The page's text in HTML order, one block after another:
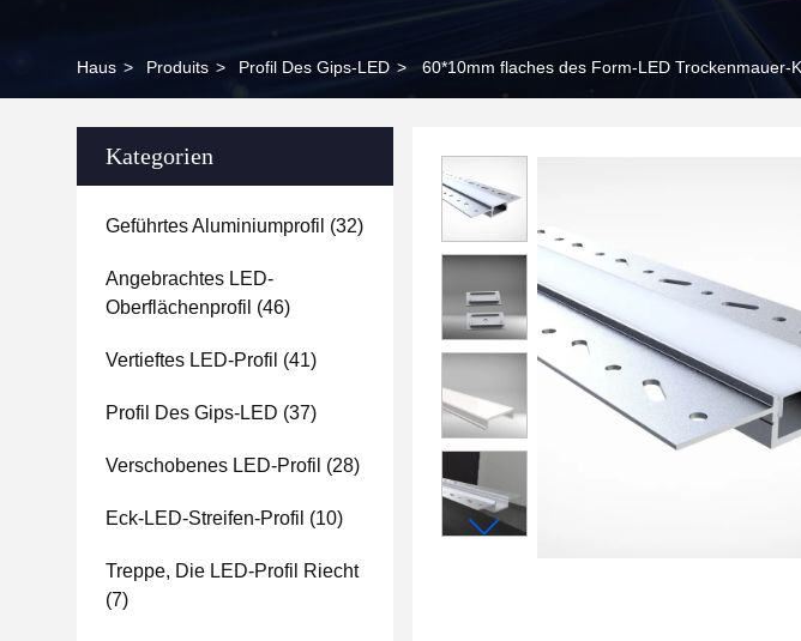
Haus > Produits > Profil Des Gips-LED > 60*10mm flaches des Form-LED Trockenmauer-
Kategorien
Geführtes Aluminiumprofil (32)
Angebrachtes LED-
Oberflächenprofil (46)
Vertieftes LED-Profil (41)
Profil Des Gips-LED (37)
Verschobenes LED-Profil (28)
Eck-LED-Streifen-Profil (10)
Treppe, Die LED-Profil Riecht
(7)